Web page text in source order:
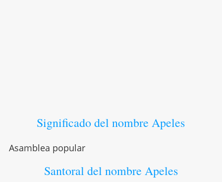
Significado del nombre Apeles
Asamblea popular
Santoral del nombre Apeles